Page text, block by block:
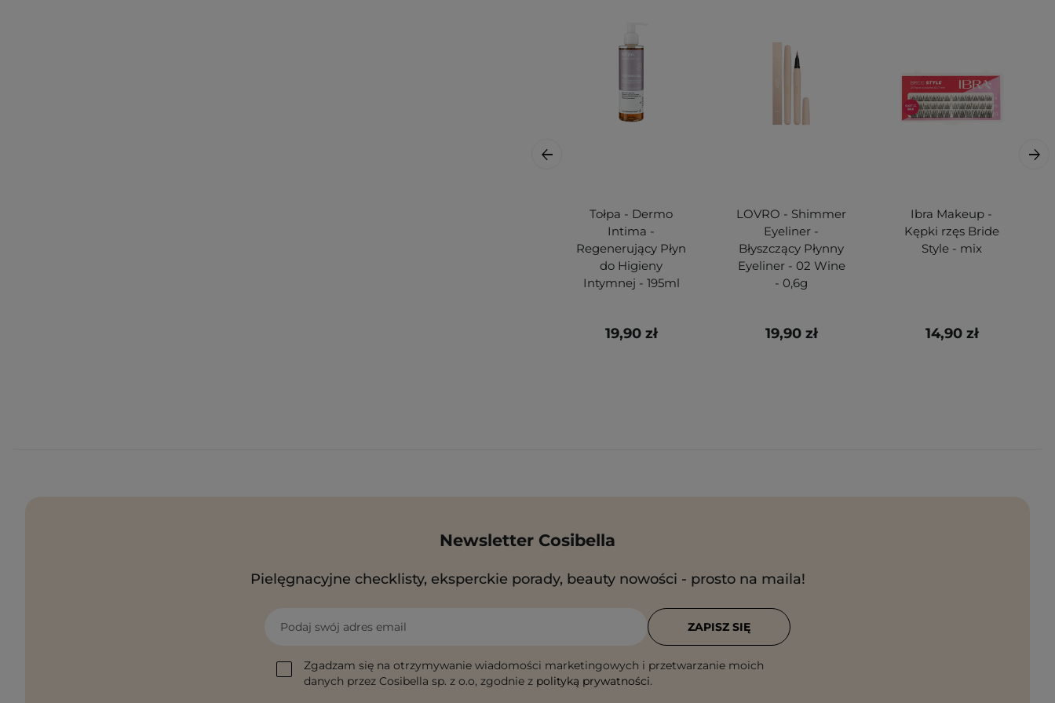
Tołpa - Dermo
Intima -
Regenerujący Płyn
do Higieny
Intymnej - 195ml
19,90 zł
LOVRO - Shimmer
Eyeliner -
Błyszczący Płynny
Eyeliner - 02 Wine
- 0,6g
19,90 zł
Ibra Makeup -
Kępki rzęs Bride
Style - mix
14,90 zł
Newsletter Cosibella
Pielęgnacyjne checklisty, eksperckie porady, beauty nowości - prosto na maila!
Podaj swój adres email
Zgadzam się na otrzymywanie wiadomości marketingowych i przetwarzanie moich
danych przez Cosibella sp. z o.o, zgodnie z polityką prywatności.
ZAPISZ SIĘ